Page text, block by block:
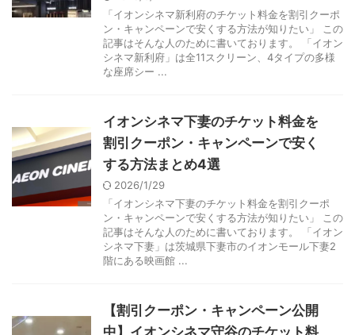
「イオンシネマ新利府のチケット料金を割引クーポ
ン・キャンペーンで安くする方法が知りたい」 この
記事はそんな人のために書いております。 「イオン
シネマ新利府」は全11スクリーン、4タイプの多様
な座席シー ...
イオンシネマ下妻のチケット料金を
割引クーポン・キャンペーンで安く
する方法まとめ4選
2026/1/29
「イオンシネマ下妻のチケット料金を割引クーポ
ン・キャンペーンで安くする方法が知りたい」 この
記事はそんな人のために書いております。 「イオン
シネマ下妻」は茨城県下妻市のイオンモール下妻2
階にある映画館 ...
【割引クーポン・キャンペーン公開
中】イオンシネマ守谷のチケット料